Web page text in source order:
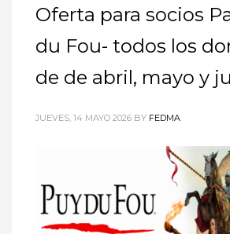
Oferta para socios
du Fou- todos los
de de abril, mayo y
JUEVES, 14 MAYO 2026 BY FEDMA